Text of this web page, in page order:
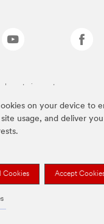
on your device to
usage, and deliver
Cookies Accept
anteriormente son marcas